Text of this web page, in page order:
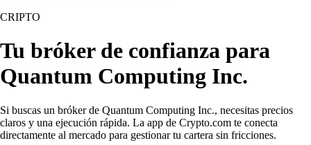
CRIPTO
Tu bróker de confianza para
Quantum Computing Inc.
Si buscas un bróker de Quantum Computing Inc., necesitas precios
claros y una ejecución rápida. La app de Crypto.com te conecta
directamente al mercado para gestionar tu cartera sin fricciones.